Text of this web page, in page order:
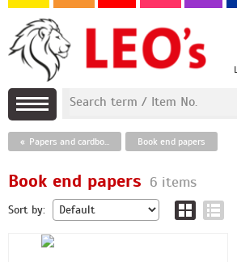
Papers and cardboards Book end papers
Book end papers 6 items
Sort by: